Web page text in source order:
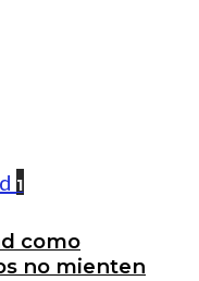
1
como
no mienten